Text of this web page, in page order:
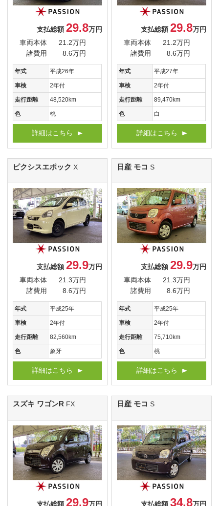
支払総額 29.8万円
車両本体
21.2万円
諸費用
8.6万円
年式 平成26年
車検 2年付
走行距離 48,520km
色 桃
詳細はこちら
支払総額 29.8万円
車両本体
21.2万円
諸費用
8.6万円
年式 平成27年
車検 2年付
走行距離 89,470km
色 白
詳細はこちら
ピクシスエポック X
支払総額 29.9万円
車両本体
21.3万円
諸費用
8.6万円
年式 平成25年
車検 2年付
走行距離 82,560km
色 象牙
詳細はこちら
日産 モコ S
支払総額 29.9万円
車両本体
21.3万円
諸費用
8.6万円
年式 平成25年
車検 2年付
走行距離 75,710km
色 桃
詳細はこちら
スズキ ワゴンR FX
支払総額 29.9万円
日産 モコ S
支払総額 34.8万円